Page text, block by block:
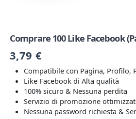
Comprare 100 Like Facebook
3,79 €
Compatibile con Pagina, Profilo,
Like Facebook di Alta qualità
100% sicuro & Nessuna perdita
Servizio di promozione
Nessuna password richiesta &